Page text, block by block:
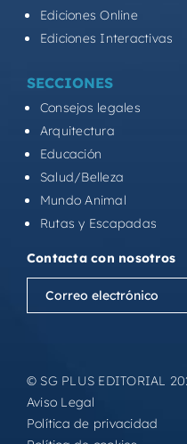
Ediciones Online
Ediciones Interactivas
SECCIONES
Consejos legales
Arquitectura
Educación
Salud/Belleza
Mundo Animal
Rutas y Escapadas
Contacta con nosotros
Correo
electrónico
© SG PLUS EDITORIAL
Aviso Legal
Política de privacidad